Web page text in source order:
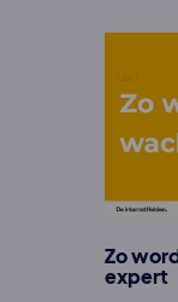
Zo
expert